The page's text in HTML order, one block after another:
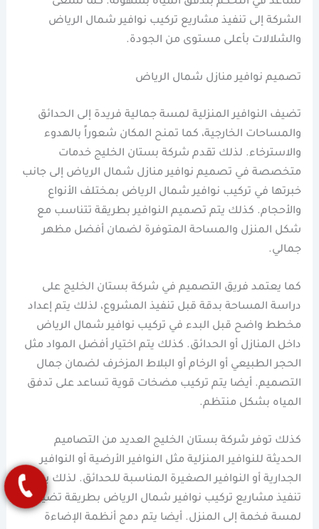
الشركة إلى تنفيذ مشاريع تركيب نوافير شمال الرياض
والشلالات بأعلى مستوى من الجودة.
تصميم نوافير منازل شمال الرياض
تضيف النوافير المنزلية لمسة جمالية فريدة إلى الحدائق
والمساحات الخارجية، كما تمنح المكان شعوراً بالهدوء
والاسترخاء. لذلك تقدم شركة بستان الخليج خدمات
متخصصة في تصميم نوافير منازل شمال الرياض إلى جانب
خبرتها في تركيب نوافير شمال الرياض بمختلف الأنواع
والأحجام. كذلك يتم تصميم النوافير بطريقة تتناسب مع
شكل المنزل والمساحة المتوفرة لضمان أفضل مظهر
جمالي.
كما يعتمد فريق التصميم في شركة بستان الخليج على
دراسة المساحة بدقة قبل تنفيذ المشروع، لذلك يتم إعداد
مخطط واضح قبل البدء في تركيب نوافير شمال الرياض
داخل المنازل أو الحدائق. كذلك يتم اختيار أفضل المواد مثل
الحجر الطبيعي أو الرخام أو البلاط المزخرف لضمان جمال
التصميم. أيضا يتم تركيب مضخات قوية تساعد على تدفق
المياه بشكل منتظم.
كذلك توفر شركة بستان الخليج العديد من التصاميم
الحديثة للنوافير المنزلية مثل النوافير الأرضية أو النوافير
الجدارية أو النوافير الصغيرة المناسبة للحدائق. لذلك يمكن
تنفيذ مشاريع تركيب نوافير شمال الرياض بطريقة تضيف
لمسة فخمة إلى المنزل. أيضا يتم دمج أنظمة الإضاءة